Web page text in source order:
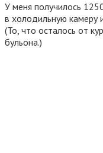
У меня получилось
в холодильную камеру
(То, что осталось от
бульона.)